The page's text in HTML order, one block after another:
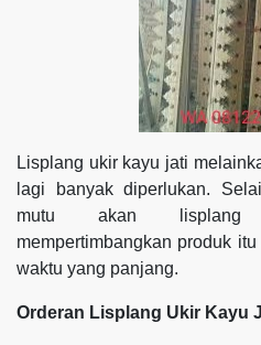
Lisplang ukir kayu jati
lagi banyak diperlukan.
mutu akan lisplang
mempertimbangkan produk
waktu yang panjang.
Orderan Lisplang Ukir Kayu